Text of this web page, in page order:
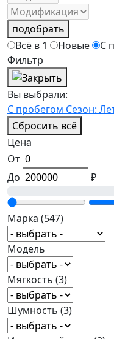
подобрать
Всё в 1
Новые
С
Фильтр
Вы выбрали:
С пробегом Сезон:
Сбросить всё
Цена
От
До
₽
Марка (547)
Модель
Мягкость (3)
Шумность (3)